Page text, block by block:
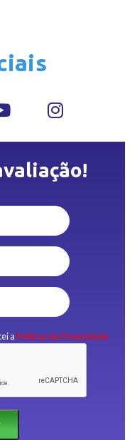
a Política de Privacidade.